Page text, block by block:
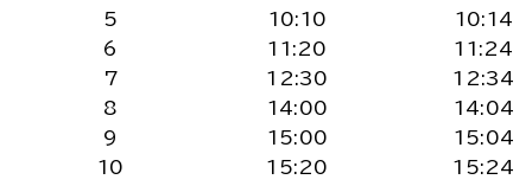
5
10:10
10:14
6
11:20
11:24
7
12:30
12:34
8
14:00
14:04
9
15:00
15:04
10
15:20 15:24